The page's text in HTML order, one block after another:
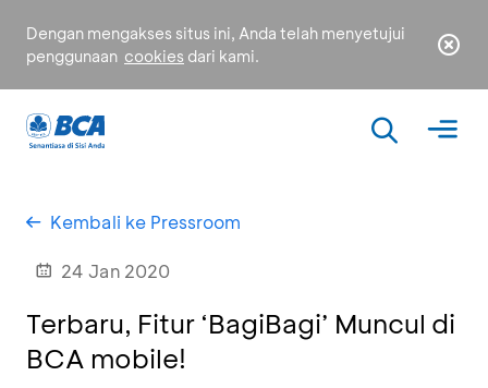
Dengan mengakses situs ini, Anda telah menyetujui
penggunaan cookies dari kami.
Kembali ke Pressroom
24 Jan 2020
Terbaru, Fitur ‘BagiBagi’ Muncul di
BCA mobile!